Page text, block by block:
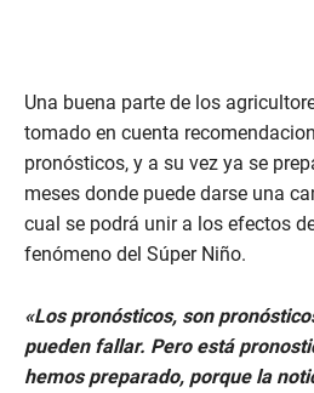
Una buena parte de los
tomado en cuenta
pronósticos, y a su vez ya se
meses donde puede darse una
cual se podrá unir a los efectos
fenómeno del Súper Niño.
«Los pronósticos, son
pueden fallar. Pero está
hemos preparado, porque la